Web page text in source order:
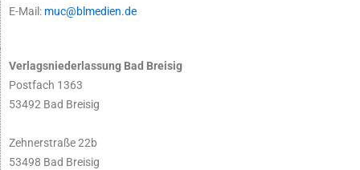
E-Mail: muc@blmedien.de
Verlagsniederlassung Bad Breisig
Postfach 1363
53492 Bad Breisig
Zehnerstraße 22b
53498 Bad Breisig